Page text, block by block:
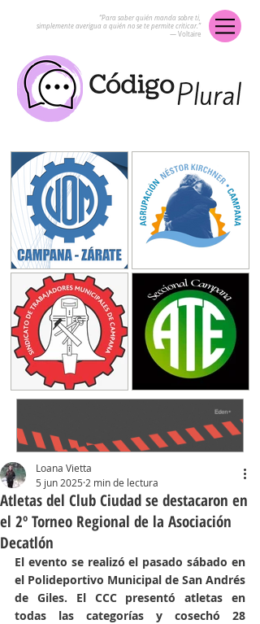
“Para saber quién manda sobre ti,
simplemente averigua a quién no se te permite criticar.”
― Voltaire
Atletas del Club Ciudad se destacaron en
el 2º Torneo Regional de la Asociación
Decatlón
Loana Vietta
5 jun 2025 2 min de lectura
El evento se realizó el pasado sábado en
el Polideportivo Municipal de San Andrés
de Giles. El CCC presentó atletas en
todas las categorías y cosechó 28